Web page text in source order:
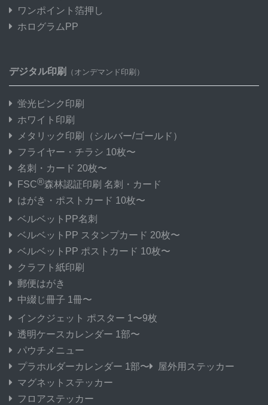
ワンポイント箔押し
ホログラムPP
デジタル印刷 （オンデマンド印刷）
蛍光ピンク印刷
ホワイト印刷
メタリック印刷
（シルバー/ゴールド）
フライヤー・チラシ 10枚〜
名刺・カード 20枚〜
FSC®森林認証印刷 名刺・カード
はがき・ポストカード 10枚〜
ベルベットPP名刺
ベルベットPP スタンプカード 20枚〜
ベルベットPP ポストカード 10枚〜
クラフト紙印刷
郵便はがき
中綴じ冊子 1冊〜
インクジェット ポスター 1〜9枚
透明ケースカレンダー 1部〜
パウチメニュー
プラホルダーカレンダー 1部〜
屋外用ステッカー
マグネットステッカー
フロアステッカー